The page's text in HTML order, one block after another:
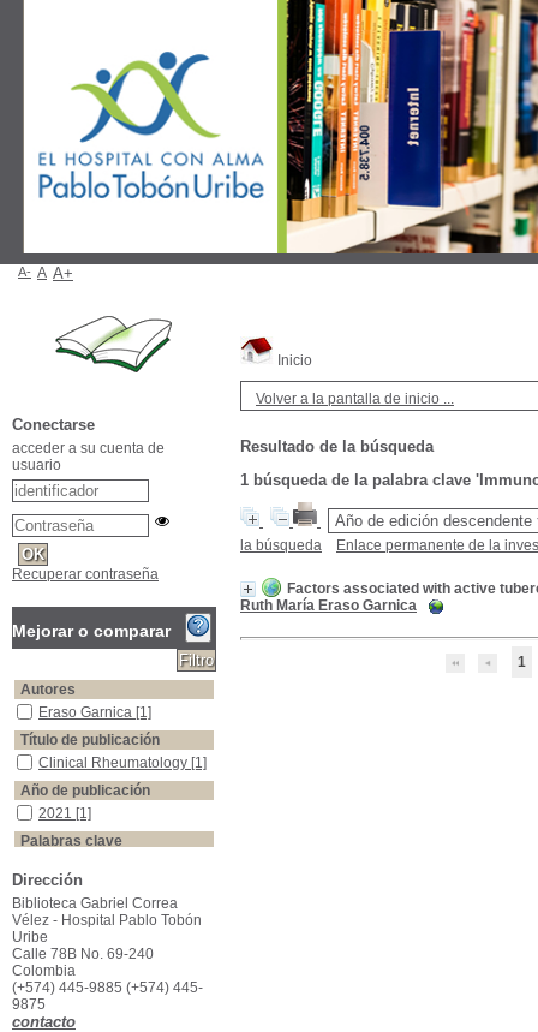
Inicio
Volver a la pantalla de inicio ...
Resultado de la búsqueda
1 búsqueda de la palabra clave
la búsqueda Enlace permanente de la
Factors associated with active
Ruth María Eraso Garnica
1
A- A A+
Conectarse
acceder a su cuenta de
usuario
Recuperar contraseña
Mejorar o comparar
Autores
Eraso Garnica
Eraso Garnica [1]
Título de publicación
Clinical Rheumatology
Clinical Rheumatology [1]
Año de publicación
20212021 [1]
Palabras clave
Immunosuppressants
Immunosuppressants
Opportunistic infections
Opportunistic infections
Systemic lupus erythematosus
Systemic lupus
erythematosus[1]
Tuberculosis
Tuberculosis
Dirección
Biblioteca Gabriel Correa
Vélez - Hospital Pablo Tobón
Uribe
Calle 78B No. 69-240
Colombia
(+574) 445-9885 (+574) 445-
9875
contacto